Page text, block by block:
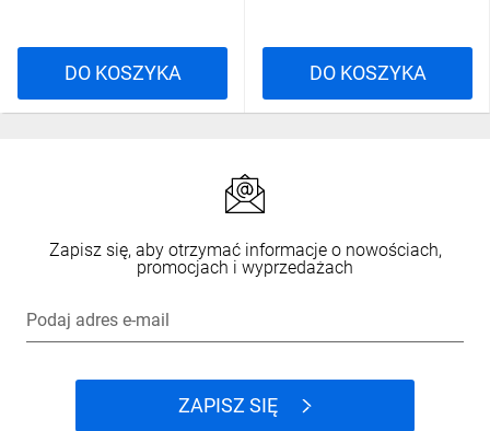
DO KOSZYKA DO KOSZYKA
Zapisz się, aby otrzymać informacje o nowościach,
promocjach i wyprzedażach
Podaj adres e-mail
ZAPISZ SIĘ